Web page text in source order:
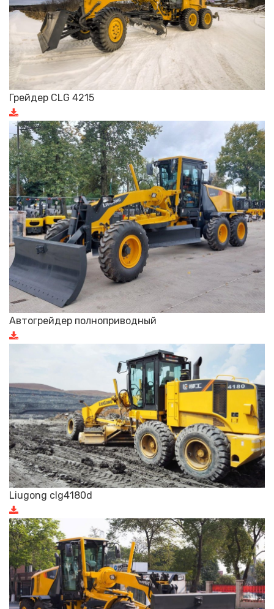
Грейдер CLG 4215
Автогрейдер полноприводный
Liugong clg4180d